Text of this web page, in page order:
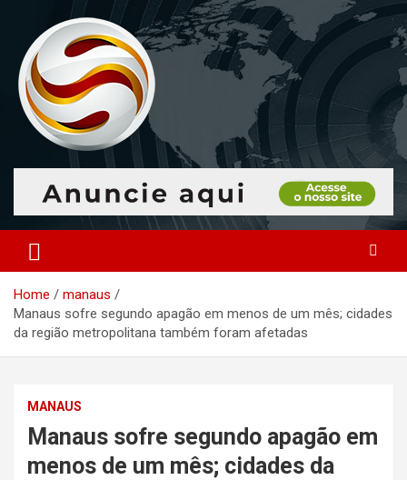
content
Portal Monitoramento
O portal que manitora a notícias para você!
Home
manaus
Manaus sofre segundo apagão em menos de um mês; cidades
da região metropolitana também foram afetadas
MANAUS
Manaus sofre segundo apagão em
menos de um mês; cidades da